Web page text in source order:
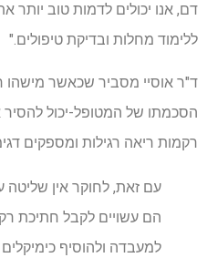
דם, אנו יכולים לדמות טוב יותר
ללימוד מחלות ובדיקת טיפולים."
ד"ר אוסיי מסביר שכאשר
הסכמתו של המטופל-יכול
רקמות ריאה רגילות ומספקים
עם זאת, לחוקר אין
הם עשויים לקבל חתיכת
למעבדה ולהוסיף